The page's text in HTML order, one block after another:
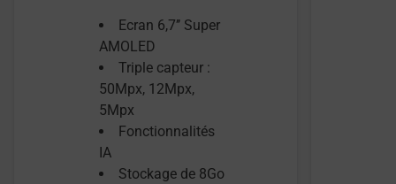
Ecran 6,7’’ Super
AMOLED
Triple capteur :
50Mpx, 12Mpx,
5Mpx
Fonctionnalités
IA
Stockage de 8Go